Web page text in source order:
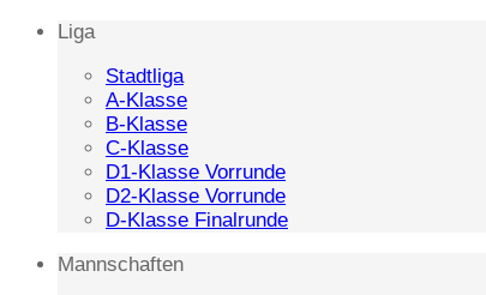
Liga
Stadtliga
A-Klasse
B-Klasse
C-Klasse
D1-Klasse Vorrunde
D2-Klasse Vorrunde
D-Klasse Finalrunde
Mannschaften